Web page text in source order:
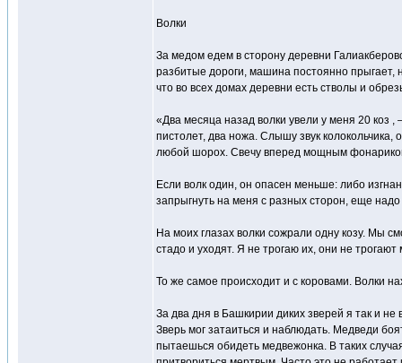
Волки
За медом едем в сторону деревни
разбитые дороги, машина постоянно прыгает,
что во всех домах деревни есть стволы и
«Два месяца назад волки увели у меня 20 коз
пистолет, два ножа. Слышу звук
любой шорох. Свечу вперед мощным
Если волк один, он опасен меньше: либо
запрыгнуть на меня с разных сторон, еще
На моих глазах волки сожрали одну козу. Мы
стадо и уходят. Я не трогаю их, они не трогают
То же самое происходит и с коровами. Волки
За два дня в Башкирии диких зверей я так и
Зверь мог затаиться и наблюдать. Медведи
пытаешься обидеть медвежонка. В таких